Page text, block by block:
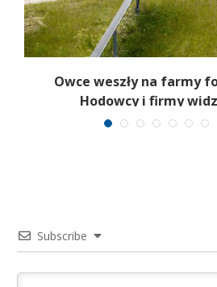
Owce weszły na farmy
Hodowcy i firmy
Subscribe